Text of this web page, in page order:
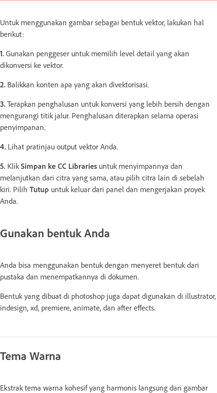
Untuk menggunakan gambar sebagai bentuk vektor, lakukan hal
berikut:
1. Gunakan penggeser untuk memilih level detail yang akan
dikonversi ke vektor.
2. Balikkan konten apa yang akan divektorisasi.
3. Terapkan penghalusan untuk konversi yang lebih bersih dengan
mengurangi titik jalur. Penghalusan diterapkan selama operasi
penyimpanan.
4. Lihat pratinjau output vektor Anda.
5. Klik Simpan ke CC Libraries untuk menyimpannya dan
melanjutkan dari citra yang sama, atau pilih citra lain di sebelah
kiri. Pilih Tutup untuk keluar dari panel dan mengerjakan proyek
Anda.
Gunakan bentuk Anda
Anda bisa menggunakan bentuk dengan menyeret bentuk dari
pustaka dan menempatkannya di dokumen.
Bentuk yang dibuat di photoshop juga dapat digunakan di illustrator,
indesign, xd, premiere, animate, dan after effects.
Tema Warna
Ekstrak tema warna kohesif yang harmonis langsung dari gambar